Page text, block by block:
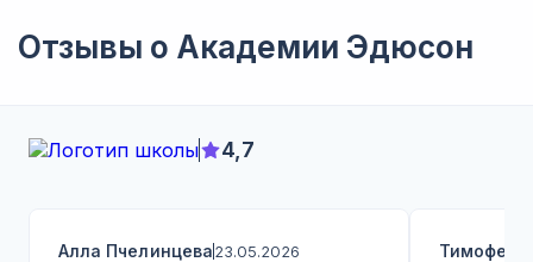
Отзывы о Академии Эдюсон
4,7
Алла Пчелинцева23.05.2026 Тимофей